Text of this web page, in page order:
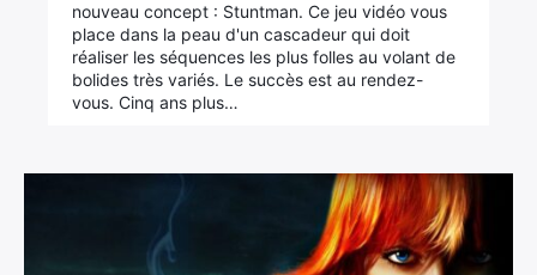
nouveau concept : Stuntman. Ce jeu vidéo vous
place dans la peau d'un cascadeur qui doit
réaliser les séquences les plus folles au volant de
bolides très variés. Le succès est au rendez-
vous. Cinq ans plus…